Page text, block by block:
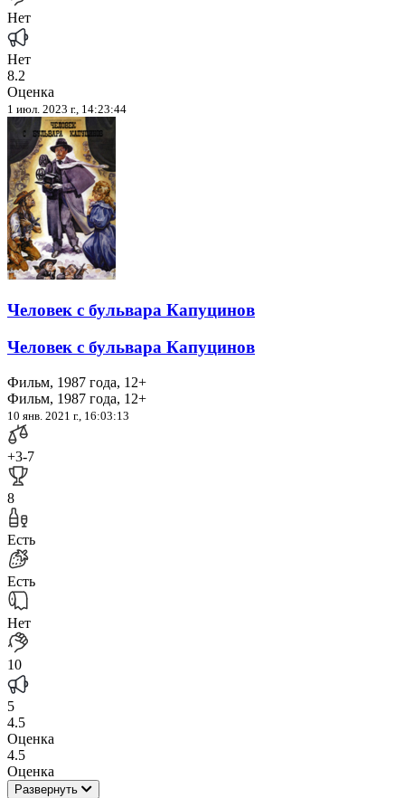
Нет
Нет
8.2
Оценка
1 июл. 2023 г., 14:23:44
Человек с бульвара Капуцинов
Человек с бульвара Капуцинов
Фильм, 1987 года, 12+
Фильм, 1987 года, 12+
10 янв. 2021 г., 16:03:13
+3-7
8
Есть
Есть
Нет
10
5
4.5
Оценка
4.5
Оценка
Развернуть